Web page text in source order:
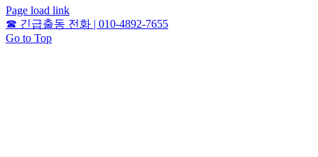
Page load link
☎ 긴급출동 전화 | 010-4892-7655
Go to Top